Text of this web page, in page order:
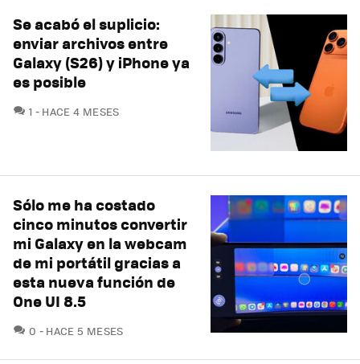
Se acabó el suplicio:
enviar archivos entre
Galaxy (S26) y iPhone ya
es posible
1 COMENTARIOS
HACE 4 MESES
Sólo me ha costado
cinco minutos convertir
mi Galaxy en la webcam
de mi portátil gracias a
esta nueva función de
One UI 8.5
0 COMENTARIOS
HACE 5 MESES